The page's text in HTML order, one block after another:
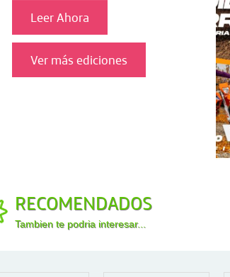
Leer Ahora
Ver más ediciones
RECOMENDADOS
Tambien te podria interesar...